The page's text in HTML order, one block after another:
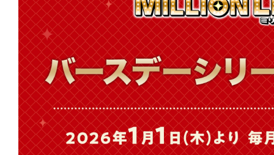
※こちらはコトブキヤショップ限定
※画像は開発中のイメージ画像です
す。